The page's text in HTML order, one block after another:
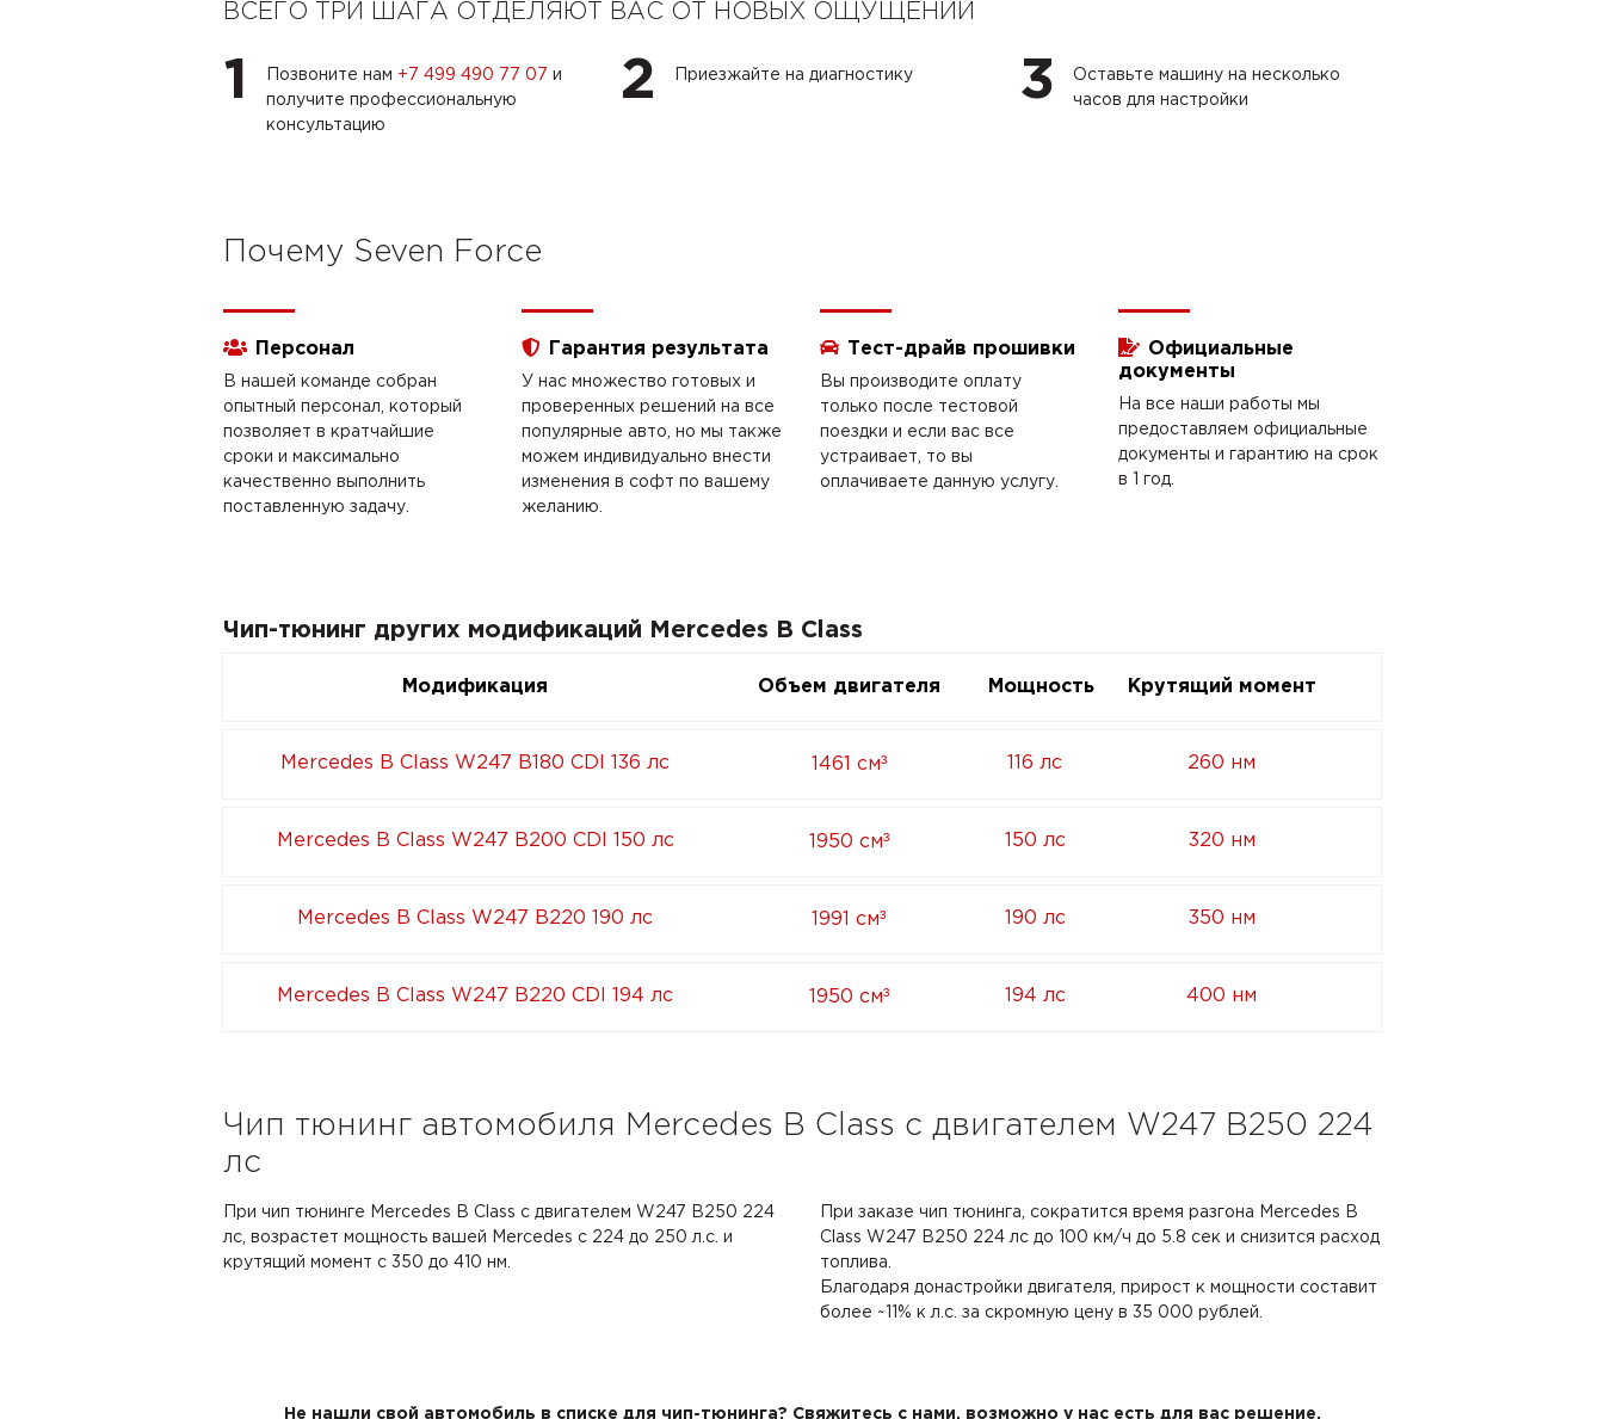
ВСЕГО ТРИ ШАГА ОТДЕЛЯЮТ ВАС ОТ НОВЫХ ОЩУЩЕНИЙ
1 Позвоните нам +7 499 490 77 07
и
получите профессиональную
консультацию
2 Приезжайте на диагностику 3
Оставьте машину на несколько
часов для настройки
Почему Seven Force
Персонал
В нашей команде собран
опытный персонал, который
позволяет в кратчайшие
сроки и максимально
качественно выполнить
поставленную задачу.
Гарантия результата
У нас множество готовых и
проверенных решений на все
популярные авто, но мы также
можем индивидуально внести
изменения в софт по вашему
желанию.
Тест-драйв прошивки
Вы производите оплату
только после тестовой
поездки и если вас все
устраивает, то вы
оплачиваете данную услугу.
Официальные
документы
На все наши работы мы
предоставляем официальные
документы и гарантию на срок
в 1 год.
Чип-тюнинг других модификаций Mercedes B Class
Модификация Объем двигателя Мощность Крутящий момент
Mercedes B Class W247 B180 CDI 136 лс 1461 см³ 116 лс 260 нм
Mercedes B Class W247 B200 CDI 150 лс 1950 см³ 150 лс 320 нм
Mercedes B Class W247 B220 190 лс 1991 см³ 190 лс 350 нм
Mercedes B Class W247 B220 CDI 194 лс 1950 см³ 194 лс 400 нм
Чип тюнинг автомобиля Mercedes B Class с двигателем W247 B250 224
лс
При чип тюнинге Mercedes B Class с двигателем W247 B250 224
лс, возрастет мощность вашей Mercedes с 224 до 250 л.с. и
крутящий момент с 350 до 410 нм.
При заказе чип тюнинга, сократится время разгона Mercedes B
Class W247 B250 224 лс до 100 км/ч до 5.8 сек и снизится расход
топлива.
Благодаря донастройки двигателя, прирост к мощности составит
более ~11% к л.с. за скромную цену в 35 000 рублей.
Не нашли свой автомобиль в списке для чип-тюнинга? Свяжитесь с нами, возможно у нас есть для вас решение.